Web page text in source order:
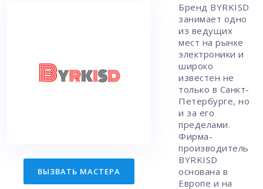
ВЫЗВАТЬ МАСТЕРА
Бренд BYRKISD
занимает одно
из ведущих
мест на рынке
электроники и
широко
известен не
только в Санкт-
Петербурге, но
и за его
пределами.
Фирма-
производитель
BYRKISD
основана в
Европе и на